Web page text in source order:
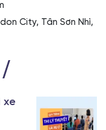
City, Tân Sơn Nhì,
xe